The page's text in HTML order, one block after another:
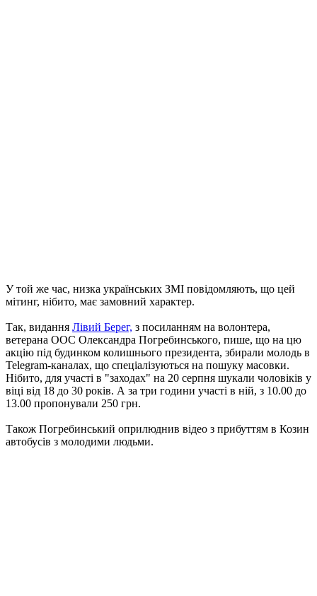
У той же час, низка українських ЗМІ повідомляють, що цей
мітинг, нібито, має замовний характер.
Так, видання Лівий Берег, з посиланням на волонтера,
ветерана ООС Олександра Погребинського, пише, що на цю
акцію під будинком колишнього президента, збирали молодь в
Telegram-каналах, що спеціалізуються на пошуку масовки.
Нібито, для участі в "заходах" на 20 серпня шукали чоловіків у
віці від 18 до 30 років. А за три години участі в ній, з 10.00 до
13.00 пропонували 250 грн.
Також Погребинський оприлюднив відео з прибуттям в Козин
автобусів з молодими людьми.